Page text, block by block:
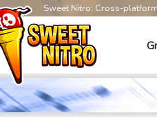
Sweet Nitro: Cross-